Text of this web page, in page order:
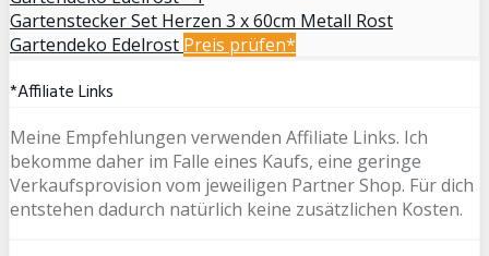
Gartenstecker Set Herzen 3 x 60cm Metall Rost
Gartendeko Edelrost Preis prüfen*
*Affiliate Links
Meine Empfehlungen verwenden Affiliate Links. Ich
bekomme daher im Falle eines Kaufs, eine geringe
Verkaufsprovision vom jeweiligen Partner Shop. Für dich
entstehen dadurch natürlich keine zusätzlichen Kosten.